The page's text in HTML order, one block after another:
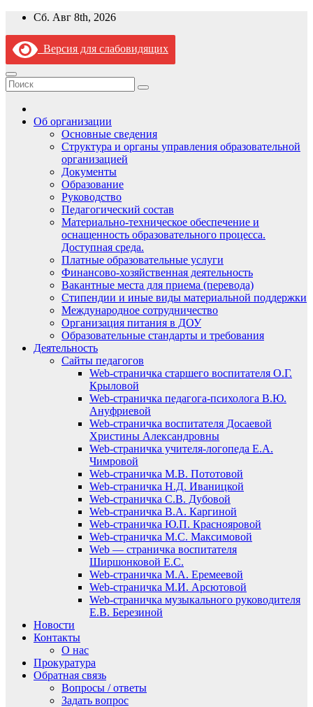
Перейти
содержимому
Сб. Авг 8th, 2026
Версия для слабовидящих
Об организации
Основные сведения
Структура и органы управления образовательной
организацией
Документы
Образование
Руководство
Педагогический состав
Материально-техническое обеспечение и
оснащенность образовательного процесса.
Доступная среда.
Платные образовательные услуги
Финансово-хозяйственная деятельность
Вакантные места для приема (перевода)
Стипендии и иные виды материальной поддержки
Международное сотрудничество
Организация питания в ДОУ
Образовательные стандарты и требования
Деятельность
Сайты педагогов
Web-страничка старшего воспитателя О.Г.
Крыловой
Web-страничка педагога-психолога В.Ю.
Ануфриевой
Web-страничка воспитателя Досаевой
Христины Александровны
Web-страничка учителя-логопеда Е.А.
Чимровой
Web-страничка М.В. Пототовой
Web-страничка Н.Д. Иваницкой
Web-страничка С.В. Дубовой
Web-страничка В.А. Каргиной
Web-страничка Ю.П. Краснояровой
Web-страничка М.С. Максимовой
Web — страничка воспитателя
Ширшонковой Е.С.
Web-страничка М.А. Еремеевой
Web-страничка М.И. Арсютовой
Web-страничка музыкального руководителя
Е.В. Березиной
Новости
Контакты
О нас
Прокуратура
Обратная связь
Вопросы / ответы
Задать вопрос